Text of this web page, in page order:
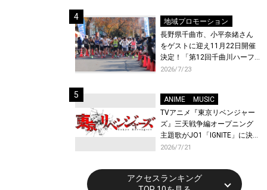
地域プロモーション
長野県千曲市、小平奈緒さん
をゲストに迎え11月22日開催
決定！「第12回千曲川ハーフ
マラソン」エントリー受付開
2026/7/23
ANIME
MUSIC
TVアニメ『東京リベンジャー
ズ』三天戦争編オープニング
主題歌がJO1「IGNITE」に決
定！メンバー全員から喜びと
トが到着！9月に東京・大阪で
先行上映会を開催！
2026/7/21
アクセスランキング